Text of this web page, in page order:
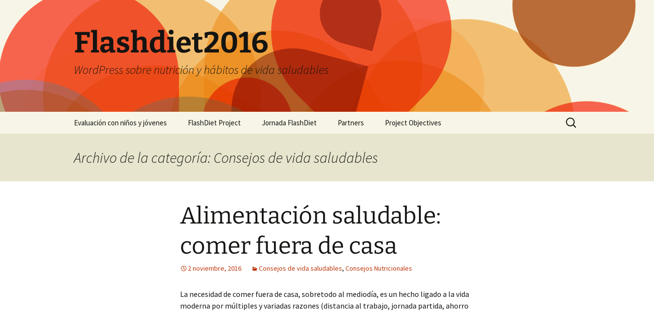
contenido
Flashdiet2016
WordPress sobre nutrición y hábitos de vida saludables
Evaluación con niños y jóvenes FlashDiet Project Jornada FlashDiet Partners Project Objectives
Buscar:
Archivo de la categoría: Consejos de vida saludables
Alimentación saludable:
comer fuera de casa
2 noviembre, 2016 Consejos de vida saludables, Consejos Nutricionales
La necesidad de comer fuera de casa, sobretodo al mediodía, es un hecho ligado a la vida
moderna por múltiples y variadas razones (distancia al trabajo, jornada partida, ahorro